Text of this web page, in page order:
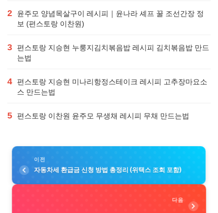
2
윤주모 양념목살구이 레시피｜윤나라 셰프 꿀 조선간장 정
보 (편스토랑 이찬원)
3
편스토랑 지승현 누룽지김치볶음밥 레시피 김치볶음밥 만드
는법
4
편스토랑 지승현 미나리항정스테이크 레시피 고추장마요소
스 만드는법
5 편스토랑 이찬원 윤주모 무생채 레시피 무채 만드는법
이전
자동차세 환급금 신청 방법 총정리 (위택스 조회 포함)
다음